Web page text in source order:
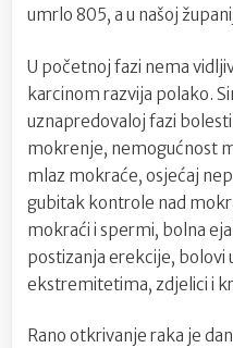
umrlo 805, a u našoj
U početnoj fazi nema
karcinom razvija polako.
uznapredovaloj fazi
mokrenje, nemogućnost
mlaz mokraće, osjećaj
gubitak kontrole nad
mokraći i spermi, bolna
postizanja erekcije, bolovi
ekstremitetima, zdjelici i
Rano otkrivanje raka je